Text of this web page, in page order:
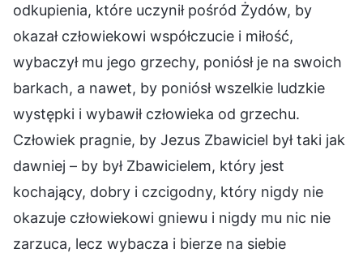
odkupienia, które uczynił pośród Żydów, by
okazał człowiekowi współczucie i miłość,
wybaczył mu jego grzechy, poniósł je na swoich
barkach, a nawet, by poniósł wszelkie ludzkie
występki i wybawił człowieka od grzechu.
Człowiek pragnie, by Jezus Zbawiciel był taki jak
dawniej – by był Zbawicielem, który jest
kochający, dobry i czcigodny, który nigdy nie
okazuje człowiekowi gniewu i nigdy mu nic nie
zarzuca, lecz wybacza i bierze na siebie